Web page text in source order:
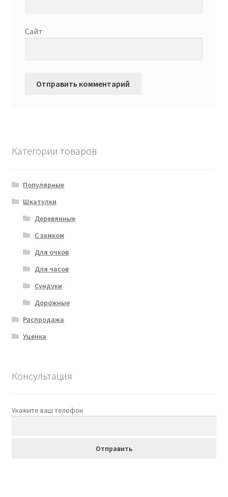
Сайт
Категории товаров
Популярные
Шкатулки
Деревянные
С замком
Для очков
Для часов
Сундуки
Дорожные
Распродажа
Уценка
Консультация
Укажите ваш телефон